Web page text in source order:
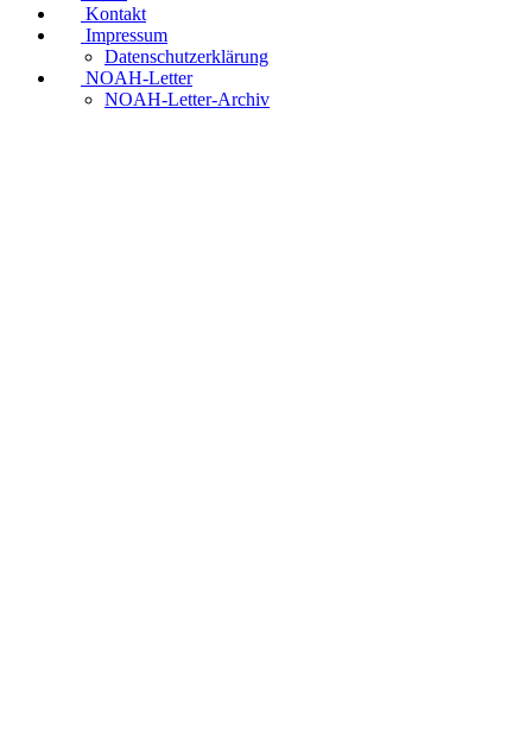
Kontakt
Impressum
Datenschutzerklärung
NOAH-Letter
NOAH-Letter-Archiv